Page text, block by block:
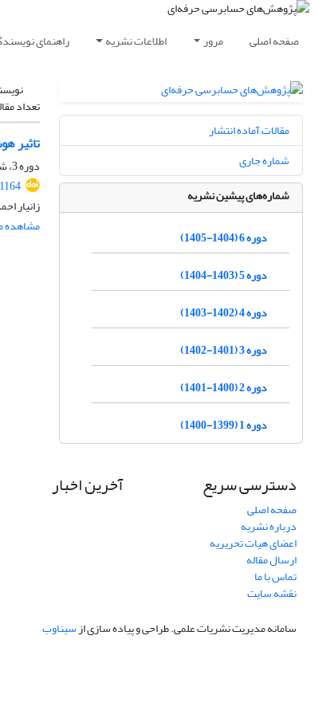
صفحه اصلی مرور اطلاعات نشریه راهنمای
تعداد
تاثیر
دوره 3، شماره 12، پاییز 1402، صفحه
زانیار
مشاهده
مقالات آماده انتشار
شماره جاری
شماره‌های پیشین نشریه
دوره 6 (1404-1405)
دوره 5 (1403-1404)
دوره 4 (1402-1403)
دوره 3 (1401-1402)
دوره 2 (1400-1401)
دوره 1 (1399-1400)
دسترسی سریع
صفحه اصلی
درباره نشریه
اعضای هیات تحریریه
ارسال مقاله
تماس با ما
نقشه سایت
آخرین اخبار
سامانه مدیریت نشریات علمی.طراحی و پیاده سازی ازسیناوب